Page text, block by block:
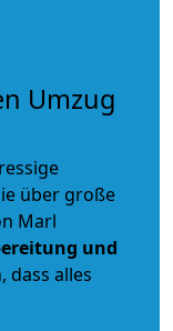
Umzug
über große
Marl
und
dass alles